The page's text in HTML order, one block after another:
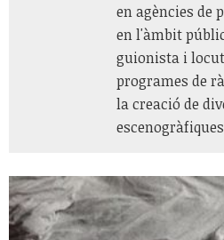
en agències
en l'àmbit
guionista i
programes de
la creació de